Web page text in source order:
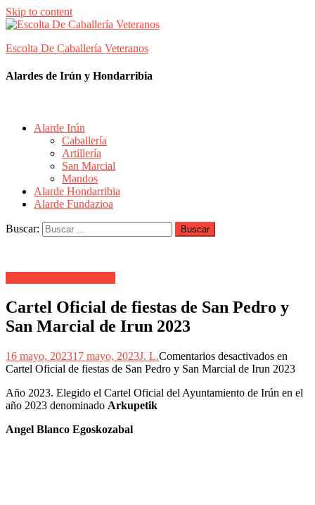
Skip to content
Escolta De Caballería Veteranos
Alardes de Irún y Hondarribia
Alarde Irún
Caballería
Artillería
San Marcial
Mandos
Alarde Hondarribia
Alarde Fundazioa
Buscar:
Cartel Oficial de fiestas de San Pedro y
San Marcial de Irun 2023
16 mayo, 202317 mayo, 2023J. L.Comentarios desactivados en
Cartel Oficial de fiestas de San Pedro y San Marcial de Irun 2023
Año 2023. Elegido el Cartel Oficial del Ayuntamiento de Irún en el
año 2023 denominado Arkupetik
Angel Blanco Egoskozabal